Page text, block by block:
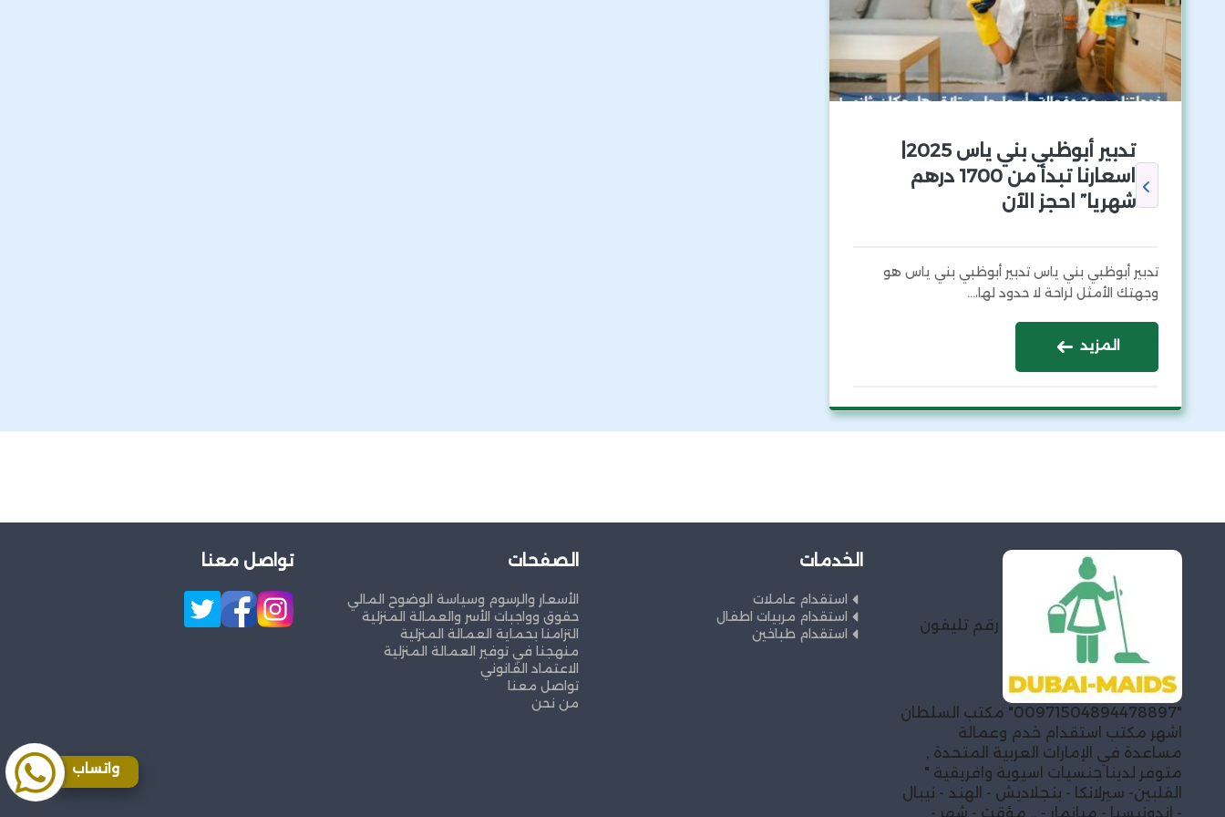
تدبير أبوظبي بني ياس 2025|
اسعارنا تبدأ من 1700 درهم
شهريا” احجز الآن
تدبير أبوظبي بني ياس تدبير أبوظبي بني ياس هو
وجهتك الأمثل لراحة لا حدود لها،…
المزيد
رقم تليفون
"00971504894478897" مكتب السلطان
اشهر مكتب استقدام خدم وعمالة
مساعدة في الإمارات العربية المتحدة ,
متوفر لدينا جنسيات اسيوية وافريقية "
الفلبين- سيرلانكا - بنجلاديش - الهند - نيبال
- اندونيسيا - ميانمار - .. مؤقت - شهر -
الخدمات
استقدام عاملات
استقدام مربيات اطفال
استقدام طباخين
الصفحات
الأسعار والرسوم وسياسة الوضوح المالي
حقوق وواجبات الأسر والعمالة المنزلية
التزامنا بحماية العمالة المنزلية
منهجنا في توفير العمالة المنزلية
الاعتماد القانوني
تواصل معنا
من نحن
تواصل معنا
واتساب